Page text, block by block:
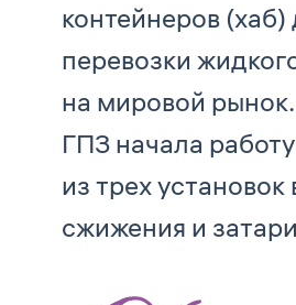
контейнеров (хаб)
перевозки
на мировой
ГПЗ начала
из трех
сжижения и